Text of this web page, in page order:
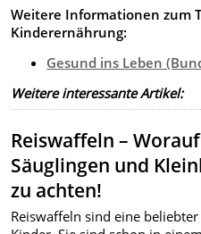
Weitere Informationen zum
Kinderernährung:
Gesund ins Leben
Weitere interessante Artikel:
Reiswaffeln –
Säuglingen und
zu achten!
Reiswaffeln sind eine